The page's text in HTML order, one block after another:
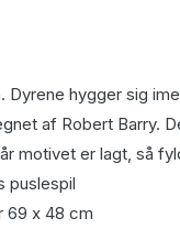
Dyrene hygger sig
af Robert Barry.
motivet er lagt, så
puslespil
69 x 48 cm